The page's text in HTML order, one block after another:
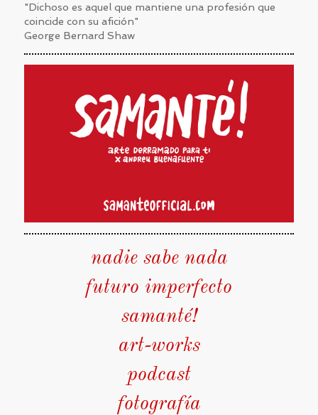
"Dichoso es aquel que mantiene una profesión que
coincide con su afición"
George Bernard Shaw
nadie sabe nada
futuro imperfecto
samanté!
art-works
podcast
fotografía